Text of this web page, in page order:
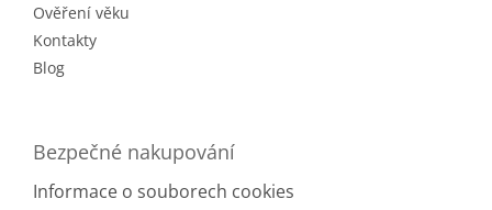
Ověření věku
Kontakty
Blog
Bezpečné nakupování
Informace o souborech cookies